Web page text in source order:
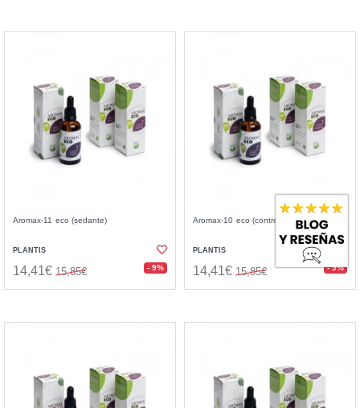
Aromax-11 eco (sedante)
PLANTIS
14,41€ 15,85€ - 9%
Aromax-10 eco (control de peso)
PLANTIS
14,41€ 15,85€ - 9%